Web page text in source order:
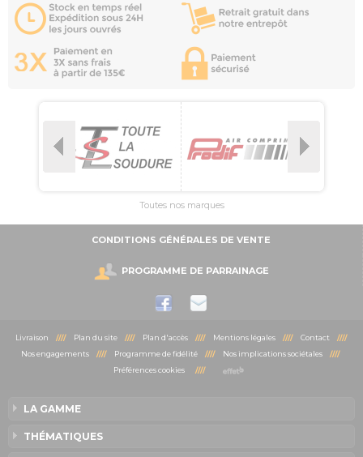
Toutes nos marques
CONDITIONS GÉNÉRALES DE VENTE
PROGRAMME DE PARRAINAGE
Livraison //// Plan du site //// Plan d'accès //// Mentions légales //// Contact ////
Nos engagements//// Programme de fidélité//// Nos implications sociétales////
Préférences cookies
////
LA GAMME
THÉMATIQUES